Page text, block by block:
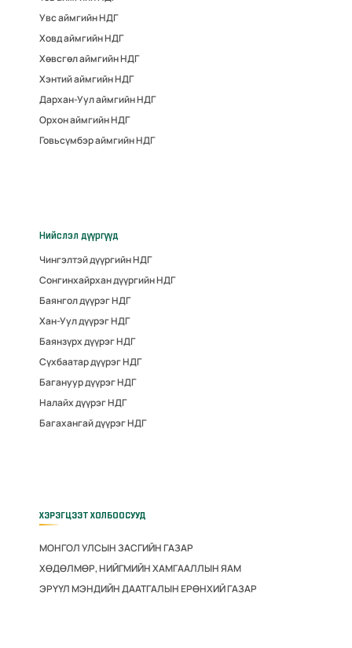
Увс аймгийн НДГ
Ховд аймгийн НДГ
Хөвсгөл аймгийн НДГ
Хэнтий аймгийн НДГ
Дархан-Уул аймгийн НДГ
Орхон аймгийн НДГ
Говьсүмбэр аймгийн НДГ
Нийслэл дүүргүүд
Чингэлтэй дүүргийн НДГ
Сонгинхайрхан дүүргийн НДГ
Баянгол дүүрэг НДГ
Хан-Уул дүүрэг НДГ
Баянзүрх дүүрэг НДГ
Сүхбаатар дүүрэг НДГ
Багануур дүүрэг НДГ
Налайх дүүрэг НДГ
Багахангай дүүрэг НДГ
ХЭРЭГЦЭЭТ ХОЛБООСУУД
МОНГОЛ УЛСЫН ЗАСГИЙН ГАЗАР
ХӨДӨЛМӨР, НИЙГМИЙН ХАМГААЛЛЫН ЯАМ
ЭРҮҮЛ МЭНДИЙН ДААТГАЛЫН ЕРӨНХИЙ ГАЗАР